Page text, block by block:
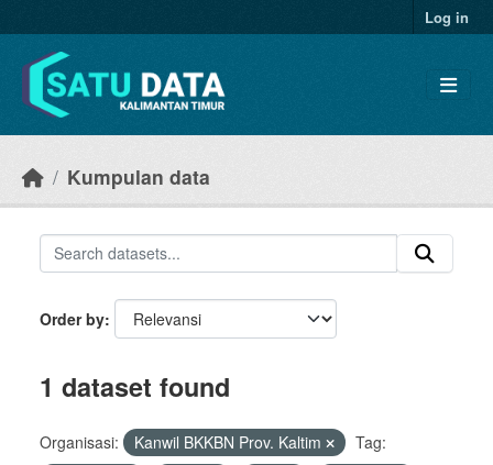
Log in
Kumpulan data
Order by
1 dataset found
Organisasi: Kanwil BKKBN Prov. Kaltim
Tag: